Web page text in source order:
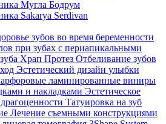
Мугла Бодрум
Sakarya Serdivan
зубов во время беременности
при зубах с периапикальными
Храп Протез Отбеливание зубов
Эстетический дизайн улыбки
ламинированные виниры
и накладками Эстетическое
Татуировка на зуб
Лечение съемными конструкциями